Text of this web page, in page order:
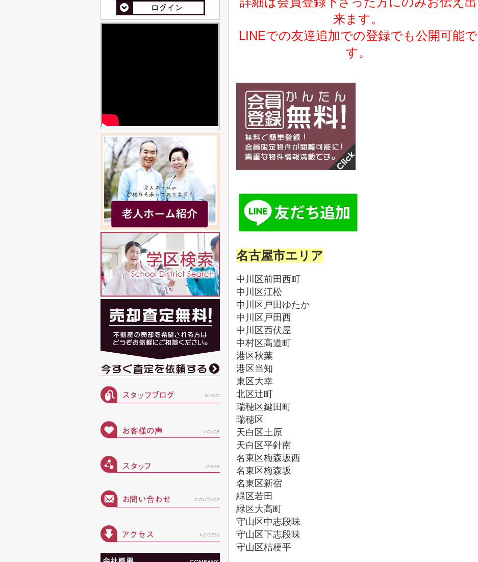
来ます。
LINEでの友達追加での登録でも公開可能で
す。
名古屋市エリア
中川区前田西町
中川区江松
中川区戸田ゆたか
中川区戸田西
中川区西伏屋
中村区高道町
港区秋葉
港区当知
東区大幸
北区辻町
瑞穂区鍵田町
瑞穂区
天白区土原
天白区平針南
名東区梅森坂西
名東区梅森坂
名東区新宿
緑区若田
緑区大高町
守山区中志段味
守山区下志段味
守山区桔梗平